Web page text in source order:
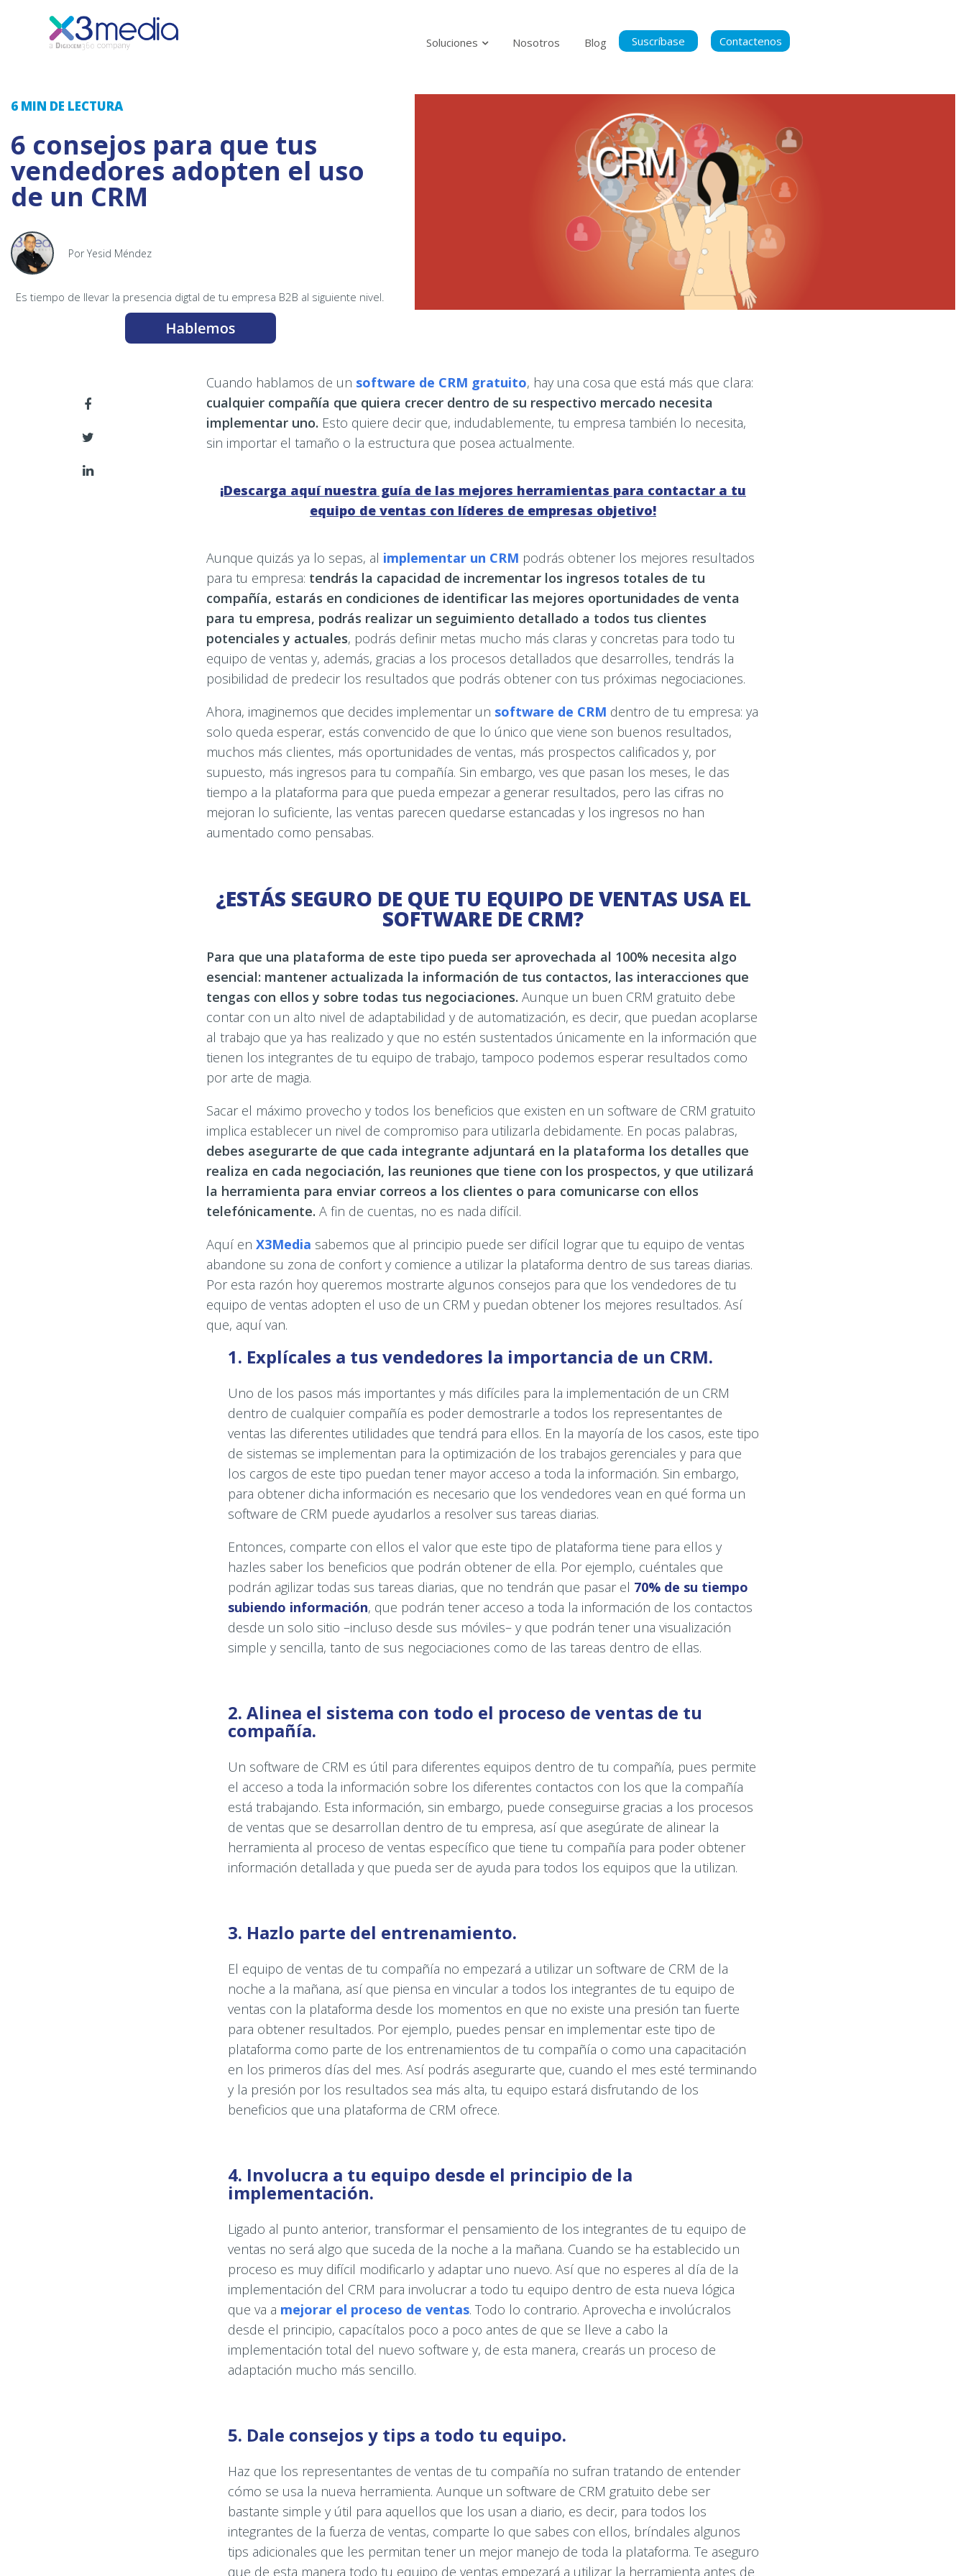
Soluciones Nosotros Blog Suscríbase
al tanto del contenido nuevo
Politica Privacidad
Acepto la Política de Privacidad
Contactenos
6 MIN DE LECTURA
6 consejos para que tus
vendedores adopten el uso
de un CRM
Por Yesid Méndez
Es tiempo de llevar la presencia digtal de tu empresa B2B al siguiente nivel.
Cuando hablamos de un software de CRM gratuito, hay una cosa que está más que clara:
cualquier compañía que quiera crecer dentro de su respectivo mercado necesita
implementar uno. Esto quiere decir que, indudablemente, tu empresa también lo necesita,
sin importar el tamaño o la estructura que posea actualmente.
¡Descarga aquí nuestra guía de las mejores herramientas para contactar a tu
equipo de ventas con líderes de empresas objetivo!
Aunque quizás ya lo sepas, al implementar un CRM podrás obtener los mejores resultados
para tu empresa: tendrás la capacidad de incrementar los ingresos totales de tu
compañía, estarás en condiciones de identificar las mejores oportunidades de venta
para tu empresa, podrás realizar un seguimiento detallado a todos tus clientes
potenciales y actuales, podrás definir metas mucho más claras y concretas para todo tu
equipo de ventas y, además, gracias a los procesos detallados que desarrolles, tendrás la
posibilidad de predecir los resultados que podrás obtener con tus próximas negociaciones.
Ahora, imaginemos que decides implementar un software de CRM dentro de tu empresa: ya
solo queda esperar, estás convencido de que lo único que viene son buenos resultados,
muchos más clientes, más oportunidades de ventas, más prospectos calificados y, por
supuesto, más ingresos para tu compañía. Sin embargo, ves que pasan los meses, le das
tiempo a la plataforma para que pueda empezar a generar resultados, pero las cifras no
mejoran lo suficiente, las ventas parecen quedarse estancadas y los ingresos no han
aumentado como pensabas.
¿ESTÁS SEGURO DE QUE TU EQUIPO DE VENTAS USA EL
SOFTWARE DE CRM?
Para que una plataforma de este tipo pueda ser aprovechada al 100% necesita algo
esencial: mantener actualizada la información de tus contactos, las interacciones que
tengas con ellos y sobre todas tus negociaciones. Aunque un buen CRM gratuito debe
contar con un alto nivel de adaptabilidad y de automatización, es decir, que puedan acoplarse
al trabajo que ya has realizado y que no estén sustentados únicamente en la información que
tienen los integrantes de tu equipo de trabajo, tampoco podemos esperar resultados como
por arte de magia.
Sacar el máximo provecho y todos los beneficios que existen en un software de CRM gratuito
implica establecer un nivel de compromiso para utilizarla debidamente. En pocas palabras,
debes asegurarte de que cada integrante adjuntará en la plataforma los detalles que
realiza en cada negociación, las reuniones que tiene con los prospectos, y que utilizará
la herramienta para enviar correos a los clientes o para comunicarse con ellos
telefónicamente. A fin de cuentas, no es nada difícil.
Aquí en X3Media sabemos que al principio puede ser difícil lograr que tu equipo de ventas
abandone su zona de confort y comience a utilizar la plataforma dentro de sus tareas diarias.
Por esta razón hoy queremos mostrarte algunos consejos para que los vendedores de tu
equipo de ventas adopten el uso de un CRM y puedan obtener los mejores resultados. Así
que, aquí van.
1. Explícales a tus vendedores la importancia de un CRM.
Uno de los pasos más importantes y más difíciles para la implementación de un CRM
dentro de cualquier compañía es poder demostrarle a todos los representantes de
ventas las diferentes utilidades que tendrá para ellos. En la mayoría de los casos, este tipo
de sistemas se implementan para la optimización de los trabajos gerenciales y para que
los cargos de este tipo puedan tener mayor acceso a toda la información. Sin embargo,
para obtener dicha información es necesario que los vendedores vean en qué forma un
software de CRM puede ayudarlos a resolver sus tareas diarias.
Entonces, comparte con ellos el valor que este tipo de plataforma tiene para ellos y
hazles saber los beneficios que podrán obtener de ella. Por ejemplo, cuéntales que
podrán agilizar todas sus tareas diarias, que no tendrán que pasar el 70% de su tiempo
subiendo información, que podrán tener acceso a toda la información de los contactos
desde un solo sitio –incluso desde sus móviles– y que podrán tener una visualización
simple y sencilla, tanto de sus negociaciones como de las tareas dentro de ellas.
2. Alinea el sistema con todo el proceso de ventas de tu
compañía.
Un software de CRM es útil para diferentes equipos dentro de tu compañía, pues permite
el acceso a toda la información sobre los diferentes contactos con los que la compañía
está trabajando. Esta información, sin embargo, puede conseguirse gracias a los procesos
de ventas que se desarrollan dentro de tu empresa, así que asegúrate de alinear la
herramienta al proceso de ventas específico que tiene tu compañía para poder obtener
información detallada y que pueda ser de ayuda para todos los equipos que la utilizan.
3. Hazlo parte del entrenamiento.
El equipo de ventas de tu compañía no empezará a utilizar un software de CRM de la
noche a la mañana, así que piensa en vincular a todos los integrantes de tu equipo de
ventas con la plataforma desde los momentos en que no existe una presión tan fuerte
para obtener resultados. Por ejemplo, puedes pensar en implementar este tipo de
plataforma como parte de los entrenamientos de tu compañía o como una capacitación
en los primeros días del mes. Así podrás asegurarte que, cuando el mes esté terminando
y la presión por los resultados sea más alta, tu equipo estará disfrutando de los
beneficios que una plataforma de CRM ofrece.
4. Involucra a tu equipo desde el principio de la
implementación.
Ligado al punto anterior, transformar el pensamiento de los integrantes de tu equipo de
ventas no será algo que suceda de la noche a la mañana. Cuando se ha establecido un
proceso es muy difícil modificarlo y adaptar uno nuevo. Así que no esperes al día de la
implementación del CRM para involucrar a todo tu equipo dentro de esta nueva lógica
que va a mejorar el proceso de ventas. Todo lo contrario. Aprovecha e involúcralos
desde el principio, capacítalos poco a poco antes de que se lleve a cabo la
implementación total del nuevo software y, de esta manera, crearás un proceso de
adaptación mucho más sencillo.
5. Dale consejos y tips a todo tu equipo.
Haz que los representantes de ventas de tu compañía no sufran tratando de entender
cómo se usa la nueva herramienta. Aunque un software de CRM gratuito debe ser
bastante simple y útil para aquellos que los usan a diario, es decir, para todos los
integrantes de la fuerza de ventas, comparte lo que sabes con ellos, bríndales algunos
tips adicionales que les permitan tener un mejor manejo de toda la plataforma. Te aseguro
que de esta manera todo tu equipo de ventas empezará a utilizar la herramienta antes de